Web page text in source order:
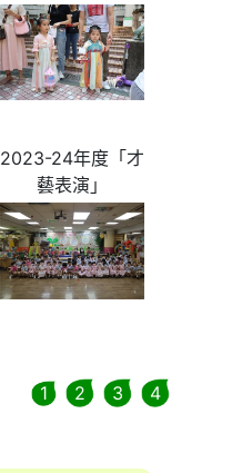
2023-24年度「才
藝表演」
1 2 3 4